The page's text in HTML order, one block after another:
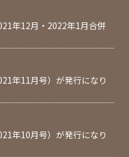
年12月・2022年1月合併
年11月号）が発行になり
年10月号）が発行になり